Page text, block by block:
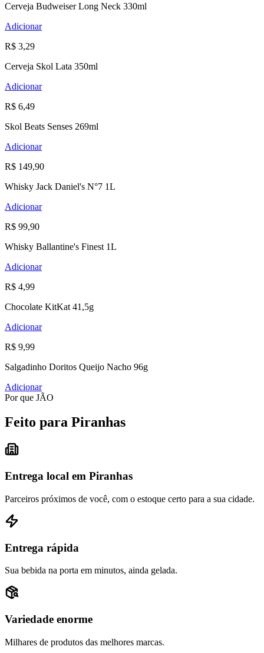
Cerveja Budweiser Long Neck 330ml
Adicionar
R$ 3,29
Cerveja Skol Lata 350ml
Adicionar
R$ 6,49
Skol Beats Senses 269ml
Adicionar
R$ 149,90
Whisky Jack Daniel's N°7 1L
Adicionar
R$ 99,90
Whisky Ballantine's Finest 1L
Adicionar
R$ 4,99
Chocolate KitKat 41,5g
Adicionar
R$ 9,99
Salgadinho Doritos Queijo Nacho 96g
Adicionar
Por que JÃO
Feito para Piranhas
Entrega local em Piranhas
Parceiros próximos de você, com o estoque certo para a sua cidade.
Entrega rápida
Sua bebida na porta em minutos, ainda gelada.
Variedade enorme
Milhares de produtos das melhores marcas.